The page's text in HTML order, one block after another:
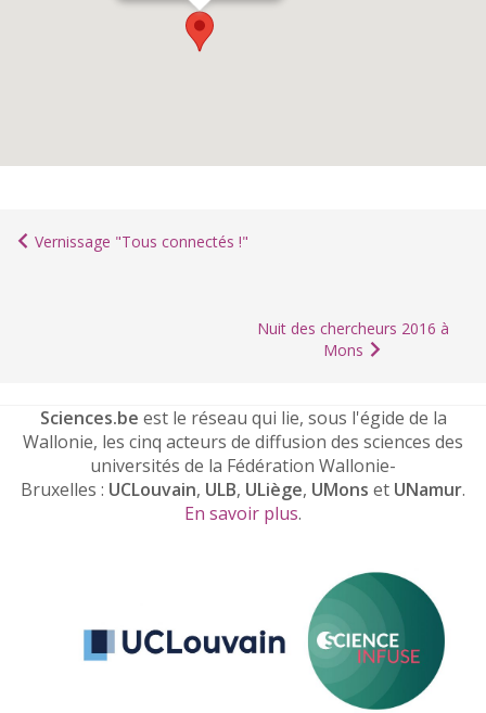
Vernissage "Tous connectés !"
Nuit des chercheurs 2016 à
Mons
Sciences.be est le réseau qui lie, sous l'égide de la
Wallonie, les cinq acteurs de diffusion des sciences des
universités de la Fédération Wallonie-
Bruxelles : UCLouvain, ULB, ULiège, UMons et UNamur.
En savoir plus.